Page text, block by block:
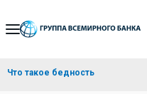
Skip
Navigation
Что такое бедность